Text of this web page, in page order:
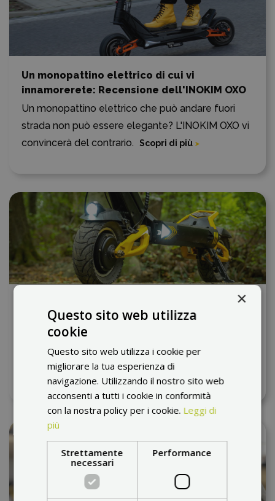
Un monopattino elettrico di cui vi
innamorerete: Recensione dell'INOKIM OXO
Un monopattino elettrico che può andare fuori
strada non può essere elegante? L'INOKIM OXO vi
convincerà del contrario.
Scopri di più
monopattini elettrici nei Paesi dell'UE
Si può bere una birra mentre si guida o si può
parcheggiare il monopattino sul marciapiede? Ora
vi sarà tutto chiaro. Scopri di più
×
Questo sito web utilizza
cookie
Questo sito web utilizza i cookie per
migliorare la tua esperienza di
navigazione. Utilizzando il nostro sito web
acconsenti a tutti i cookie in conformità
con la nostra policy per i cookie. Leggi di
più
Strettamente
necessari
Performance